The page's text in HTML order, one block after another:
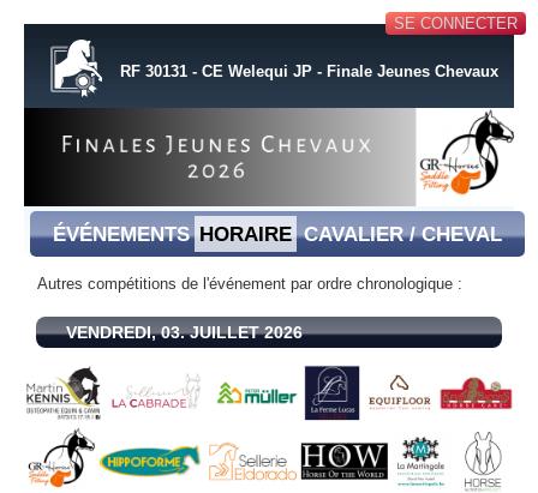
SE CONNECTER
RF 30131 - CE Welequi JP - Finale Jeunes Chevaux
ÉVÉNEMENTS HORAIRE CAVALIER / CHEVAL
Autres compétitions de l'événement par ordre chronologique :
VENDREDI, 03. JUILLET 2026